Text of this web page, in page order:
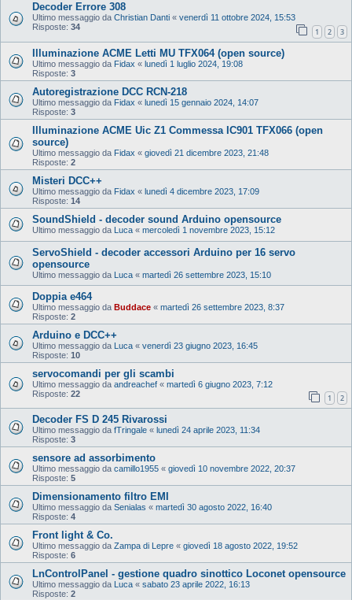
Decoder Errore 308
Ultimo messaggio da Christian Danti « venerdì 11 ottobre 2024, 15:53
Risposte: 34 1 2 3
Illuminazione ACME Letti MU TFX064 (open source)
Ultimo messaggio da Fidax « lunedì 1 luglio 2024, 19:08
Risposte: 3
Autoregistrazione DCC RCN-218
Ultimo messaggio da Fidax « lunedì 15 gennaio 2024, 14:07
Risposte: 3
Illuminazione ACME Uic Z1 Commessa IC901 TFX066 (open
source)
Ultimo messaggio da Fidax « giovedì 21 dicembre 2023, 21:48
Risposte: 2
Misteri DCC++
Ultimo messaggio da Fidax « lunedì 4 dicembre 2023, 17:09
Risposte: 14
SoundShield - decoder sound Arduino opensource
Ultimo messaggio da Luca « mercoledì 1 novembre 2023, 15:12
ServoShield - decoder accessori Arduino per 16 servo
opensource
Ultimo messaggio da Luca « martedì 26 settembre 2023, 15:10
Doppia e464
Ultimo messaggio da Buddace « martedì 26 settembre 2023, 8:37
Risposte: 2
Arduino e DCC++
Ultimo messaggio da Luca « venerdì 23 giugno 2023, 16:45
Risposte: 10
servocomandi per gli scambi
Ultimo messaggio da andreachef « martedì 6 giugno 2023, 7:12
Risposte: 22 1 2
Decoder FS D 245 Rivarossi
Ultimo messaggio da fTringale « lunedì 24 aprile 2023, 11:34
Risposte: 3
sensore ad assorbimento
Ultimo messaggio da camillo1955 « giovedì 10 novembre 2022, 20:37
Risposte: 5
Dimensionamento filtro EMI
Ultimo messaggio da Senialas « martedì 30 agosto 2022, 16:40
Risposte: 4
Front light & Co.
Ultimo messaggio da Zampa di Lepre « giovedì 18 agosto 2022, 19:52
Risposte: 6
LnControlPanel - gestione quadro sinottico Loconet opensource
Ultimo messaggio da Luca « sabato 23 aprile 2022, 16:13
Risposte: 2